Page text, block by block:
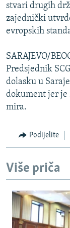
MOJA EVROPA
TRI DECENIJE OD
NASTANAK I
stvari drugih
zajednički
evropskih
SARAJEVO/
Predsjednik
dolasku u
dokument jer je
mira.
Podijelite
Više priča